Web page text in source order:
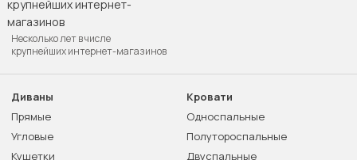
Несколько лет в числе
крупнейших интернет-магазинов
Диваны
Прямые
Угловые
Кушетки
Кровати
Односпальные
Полутороспальные
Двуспальные